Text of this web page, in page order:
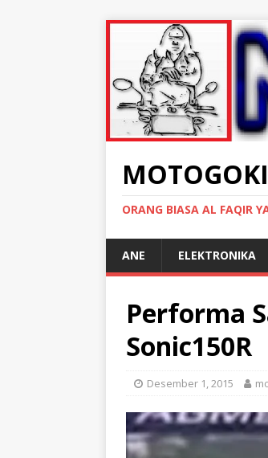
ORANG BIASA AL FAQIR
ANE ELEKTRONIKA
Performa
Sonic150R
Desember 1, 2015